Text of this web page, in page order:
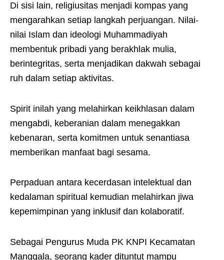
Di sisi lain, religiusitas menjadi kompas yang
mengarahkan setiap langkah perjuangan. Nilai-
nilai Islam dan ideologi Muhammadiyah
membentuk pribadi yang berakhlak mulia,
berintegritas, serta menjadikan dakwah sebagai
ruh dalam setiap aktivitas.
Spirit inilah yang melahirkan keikhlasan dalam
mengabdi, keberanian dalam menegakkan
kebenaran, serta komitmen untuk senantiasa
memberikan manfaat bagi sesama.
Perpaduan antara kecerdasan intelektual dan
kedalaman spiritual kemudian melahirkan jiwa
kepemimpinan yang inklusif dan kolaboratif.
Sebagai Pengurus Muda PK KNPI Kecamatan
Manggala, seorang kader dituntut mampu